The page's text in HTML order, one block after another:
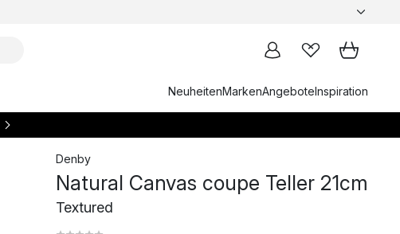
NeuheitenMarkenAngeboteInspiration
Denby
Natural Canvas coupe Teller 21cm
Textured